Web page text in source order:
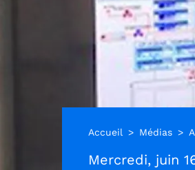
Accueil Médias
Mercredi, juin